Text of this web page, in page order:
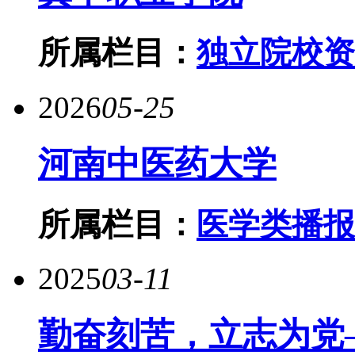
所属栏目：独立院校
202605-25
河南中医药大学
所属栏目： 医学类播报
202503-11
勤奋刻苦，立志为